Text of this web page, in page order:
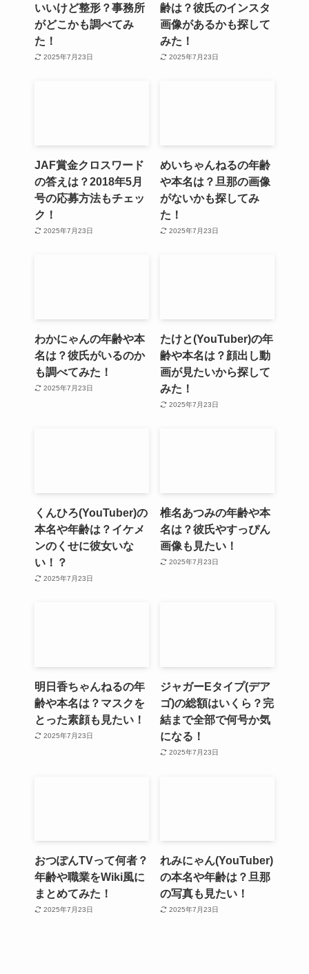
いいけど整形？事務所
がどこかも調べてみ
た！
2025年7月23日
齢は？彼氏のインスタ
画像があるかも探して
みた！
2025年7月23日
JAF賞金クロスワード
の答えは？2018年5月
号の応募方法もチェッ
ク！
2025年7月23日
めいちゃんねるの年齢
や本名は？旦那の画像
がないかも探してみ
た！
2025年7月23日
わかにゃんの年齢や本
名は？彼氏がいるのか
も調べてみた！
2025年7月23日
たけと(YouTuber)の年
齢や本名は？顔出し動
画が見たいから探して
みた！
2025年7月23日
くんひろ(YouTuber)の
本名や年齢は？イケメ
ンのくせに彼女いな
い！？
2025年7月23日
椎名あつみの年齢や本
名は？彼氏やすっぴん
画像も見たい！
2025年7月23日
明日香ちゃんねるの年
齢や本名は？マスクを
とった素顔も見たい！
2025年7月23日
ジャガーEタイプ(デア
ゴ)の総額はいくら？完
結まで全部で何号か気
になる！
2025年7月23日
おつぽんTVって何者？
年齢や職業をWiki風に
まとめてみた！
2025年7月23日
れみにゃん(YouTuber)
の本名や年齢は？旦那
の写真も見たい！
2025年7月23日